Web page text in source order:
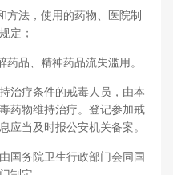
方法，使用的药物、医院制
定；
品、精神药品流失滥用。
治疗条件的戒毒人员，由本
药物维持治疗。登记参加戒
应当及时报公安机关备案。
国务院卫生行政部门会同国